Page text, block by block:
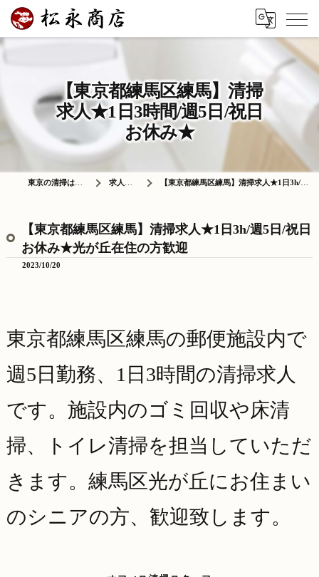
【東京都練馬区練馬】清掃
求人★1日3時間/週5日/祝日
お休み★
東京の清掃は株式会社松永商店 求人情報ブログ 【東京都練馬区練馬】清掃求人★1日3h/週5日/祝日お休み★光が丘在住の方歓迎
【東京都練馬区練馬】清掃求人★1日3h/週5日/祝日
お休み★光が丘在住の方歓迎
2023/10/20
東京都練馬区練馬の郵便施設内で
週5日勤務、1日3時間の清掃求人
です。施設内のゴミ回収や床清
掃、トイレ清掃を担当していただ
きます。練馬区光が丘にお住まい
のシニアの方、歓迎致します。